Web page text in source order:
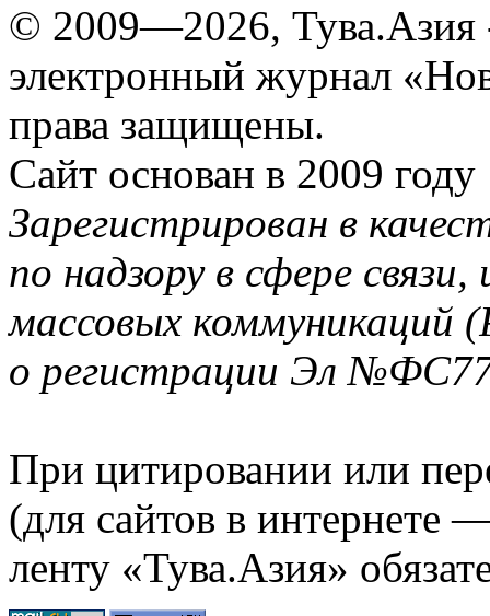
© 2009—2026, Тува.Азия
электронный журнал
права защищены.
Сайт основан в 2009 году
Зарегистрирован в
по надзору в сфере
массовых коммуникаций
о регистрации Эл
При цитировании или
(для сайтов в интернете
ленту «Тува.Азия»